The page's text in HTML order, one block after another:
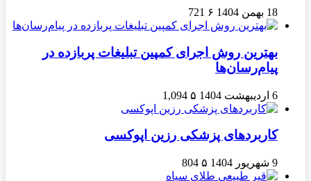
18 بهمن 1404 ۶ 721
بهترین روش اجرای کمپین تبلیغات پربازده در
پیام‌رسان‌ها
6 اردیبهشت 1404 ۵ 1,094
کاربردهای پزشکی رزین اپوکسی
9 شهریور 1404 ۵ 804